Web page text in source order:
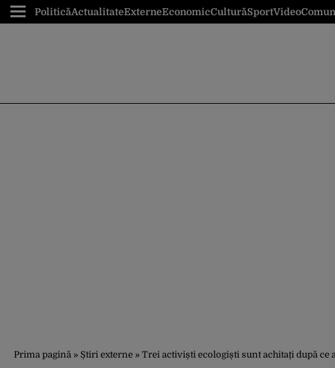
PoliticăActualitateExterneEconomicCulturăSportVideo
Prima pagină » Știri externe » Trei activiști ecologiști sunt achitați după ce